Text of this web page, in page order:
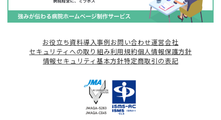
お役立ち資料導入事例お問い合わせ運営会社
セキュリティへの取り組み利用規約個人情報保護方針
情報セキュリティ基本方針特定商取引の表記